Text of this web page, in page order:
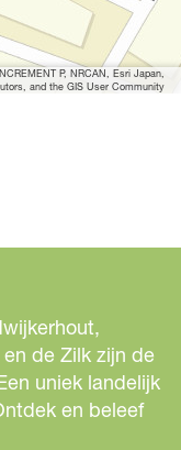
P, NRCAN, Esri Japan,
and the GIS User Community
de Zilk zijn de
uniek landelijk
en beleef